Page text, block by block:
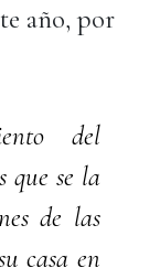
año, por
del
que se la
de las
casa en